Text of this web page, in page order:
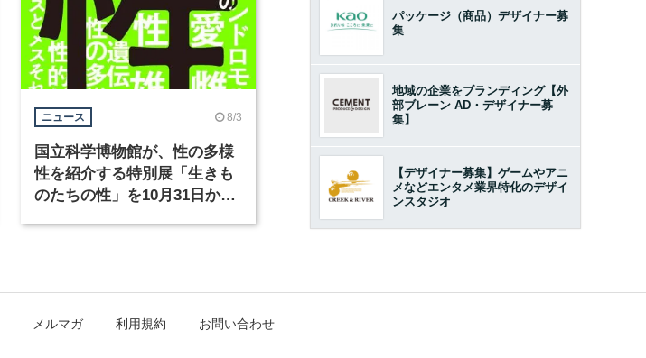
ニュース 8/3
国立科学博物館が、性の多様
性を紹介する特別展「生きも
のたちの性」を10月31日から
パッケージ（商品）デザイナー募
集
地域の企業をブランディング【外
部ブレーン AD・デザイナー募
集】
【デザイナー募集】ゲームやアニ
メなどエンタメ業界特化のデザイ
ンスタジオ
メルマガ 利用規約 お問い合わせ